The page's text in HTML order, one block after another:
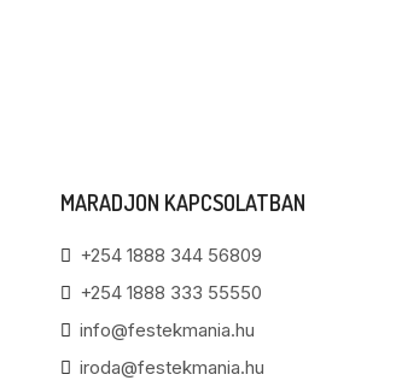
MARADJON KAPCSOLATBAN
+254 1888 344 56809
+254 1888 333 55550
info@festekmania.hu
iroda@festekmania.hu